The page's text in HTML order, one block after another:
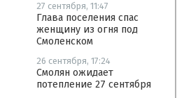
27 сентября, 11:47
Глава поселения спас
женщину из огня под
Смоленском
26 сентября, 17:24
Смолян ожидает
потепление 27 сентября